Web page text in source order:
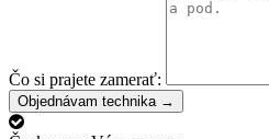
Čo si prajete zamerať:
Objednávam technika →